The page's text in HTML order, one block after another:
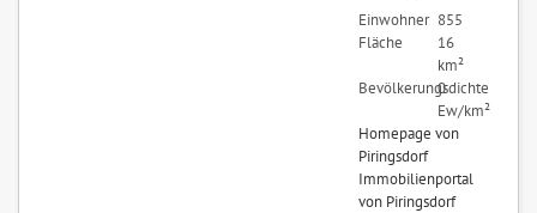
Einwohner 855
Fläche
16
km²
Bevölkerungsdichte
0
Ew/km²
Homepage von
Piringsdorf
Immobilienportal
von Piringsdorf